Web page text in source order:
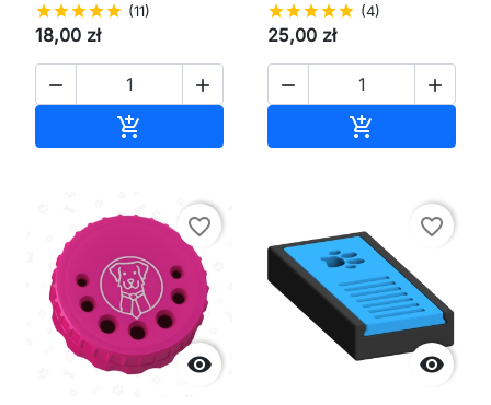
starstarstarstarstar (11)
18,00 zł
 

starstarstarstarstar (4)
25,00 zł
 


favorite_border

favorite_border